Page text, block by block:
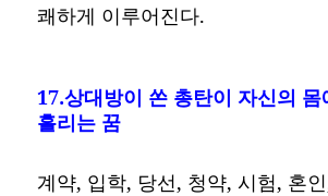
쾌하게 이루어진다.
17.상대방이 쏜 총탄이 자신의
흘리는 꿈
계약, 입학, 당선, 청약, 시험, 혼